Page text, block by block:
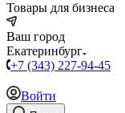
Товары для бизнеса
Ваш город
Екатеринбург
+7 (343) 227-94-45
Войти